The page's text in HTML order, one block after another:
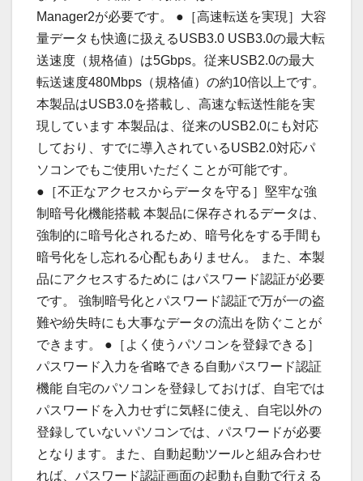
Manager2が必要です。 ●［高速転送を実現］大容
量データも快適に扱えるUSB3.0 USB3.0の最大転
送速度（規格値）は5Gbps。従来USB2.0の最大
転送速度480Mbps（規格値）の約10倍以上です。
本製品はUSB3.0を搭載し、高速な転送性能を実
現しています 本製品は、従来のUSB2.0にも対応
しており、すでに導入されているUSB2.0対応パ
ソコンでもご使用いただくことが可能です。
●［不正なアクセスからデータを守る］堅牢な強
制暗号化機能搭載 本製品に保存されるデータは、
強制的に暗号化されるため、暗号化をする手間も
暗号化をし忘れる心配もありません。 また、本製
品にアクセスするために はパスワード認証が必要
です。 強制暗号化とパスワード認証で万が一の盗
難や紛失時にも大事なデータの流出を防ぐことが
できます。 ●［よく使うパソコンを登録できる］
パスワード入力を省略できる自動パスワード認証
機能 自宅のパソコンを登録しておけば、自宅では
パスワードを入力せずに気軽に使え、自宅以外の
登録していないパソコンでは、パスワードが必要
となります。また、自動起動ツールと組み合わせ
れば、パスワード認証画面の起動も自動で行える